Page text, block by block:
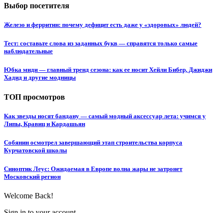
Выбор посетителя
Железо и ферритин: почему дефицит есть даже у «здоровых» людей?
Тест: составьте слова из заданных букв — справятся только самые
наблюдательные
Юбка миди — главный тренд сезона: как ее носит Хейли Бибер, Джиджи
Хадид и другие модницы
ТОП просмотров
Как звезды носят бандану — самый модный аксессуар лета: учимся у
Липы, Кравиц и Кардашьян
Собянин осмотрел завершающий этап строительства корпуса
Курчатовской школы
Синоптик Леус: Ожидаемая в Европе волна жары не затронет
Московский регион
Welcome Back!